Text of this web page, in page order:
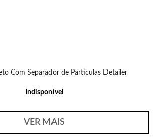
Com Separador de Particulas Detailer
Indisponível
VER MAIS